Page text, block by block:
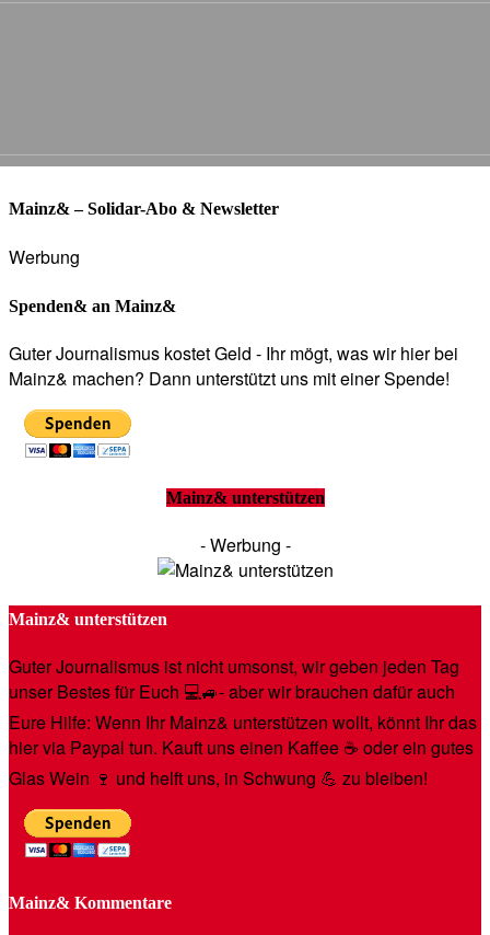
Mainz& – Solidar-Abo & Newsletter
Werbung
Spenden& an Mainz&
Guter Journalismus kostet Geld - Ihr mögt, was wir hier bei
Mainz& machen? Dann unterstützt uns mit einer Spende!
Mainz& unterstützen
- Werbung -
Mainz& unterstützen
Guter Journalismus ist nicht umsonst, wir geben jeden Tag
unser Bestes für Euch 💻🚙- aber wir brauchen dafür auch
Eure Hilfe: Wenn Ihr Mainz& unterstützen wollt, könnt Ihr das
hier via Paypal tun. Kauft uns einen Kaffee ☕️ oder ein gutes
Glas Wein 🍷 und helft uns, in Schwung 💪 zu bleiben!
Mainz& Kommentare